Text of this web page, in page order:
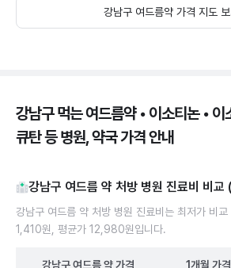
강남구 여드름약 가격 지도 보
강남구 먹는 여드름약 • 이소티논 • 이
큐탄 등 병원, 약국 가격 안내
강남구 여드름 약 처방 병원 진료비 비교
강남구 여드름 약 처방 병원 진료비는 최저가 비교
1,410원, 평균가 12,980원입니다.
강남구 여드름 약가격 1개월 가격